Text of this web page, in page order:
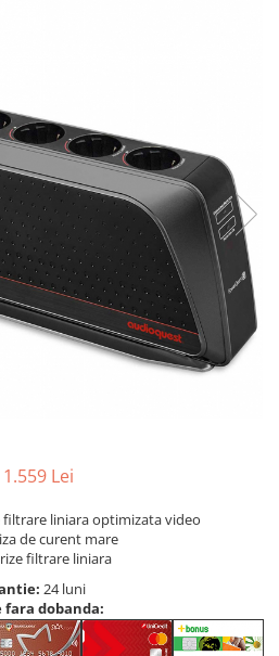
1.559 Lei
filtrare liniara optimizata video
de curent mare
filtrare liniara
24 luni
fara dobanda: